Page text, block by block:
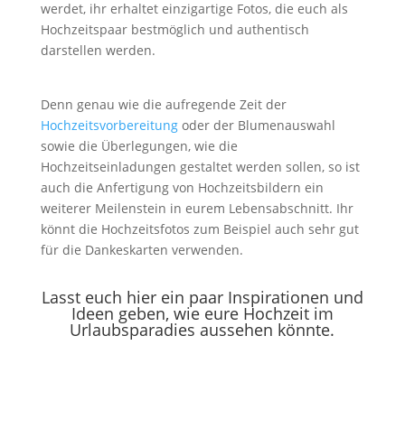
werdet, ihr erhaltet einzigartige Fotos, die euch als
Hochzeitspaar bestmöglich und authentisch
darstellen werden.
Denn genau wie die aufregende Zeit der
Hochzeitsvorbereitungoder der Blumenauswahl
sowie die Überlegungen, wie die
Hochzeitseinladungen gestaltet werden sollen, so ist
auch die Anfertigung von Hochzeitsbildern ein
weiterer Meilenstein in eurem Lebensabschnitt. Ihr
könnt die Hochzeitsfotos zum Beispiel auch sehr gut
für die Dankeskarten verwenden.
Lasst euch hier ein paar Inspirationen und
Ideen geben, wie eure Hochzeit im
Urlaubsparadies aussehen könnte.